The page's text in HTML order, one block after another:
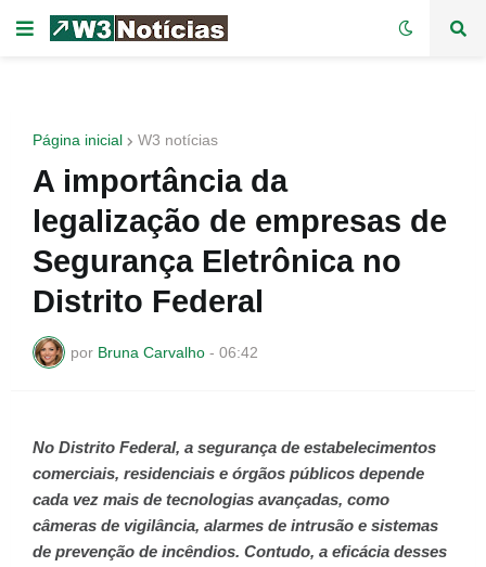
Página inicial W3 notícias
A importância da
legalização de empresas de
Segurança Eletrônica no
Distrito Federal
por Bruna Carvalho - 06:42
No Distrito Federal, a segurança de estabelecimentos
comerciais, residenciais e órgãos públicos depende
cada vez mais de tecnologias avançadas, como
câmeras de vigilância, alarmes de intrusão e sistemas
de prevenção de incêndios. Contudo, a eficácia desses